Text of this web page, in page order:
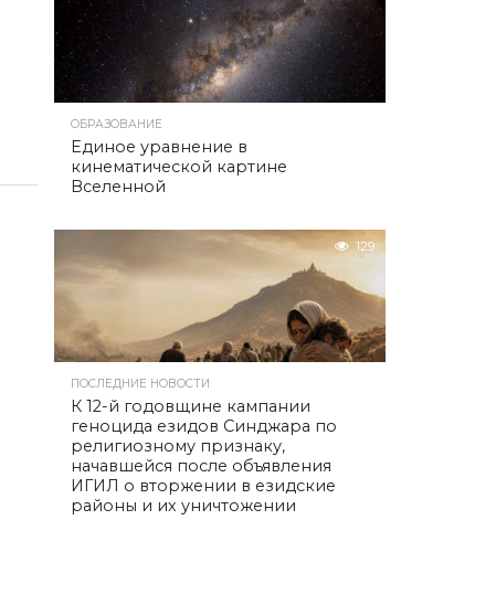
ОБРАЗОВАНИЕ
Единое уравнение в
кинематической картине
Вселенной
129
ПОСЛЕДНИЕ НОВОСТИ
К 12-й годовщине кампании
геноцида езидов Синджара по
религиозному признаку,
начавшейся после объявления
ИГИЛ о вторжении в езидские
районы и их уничтожении